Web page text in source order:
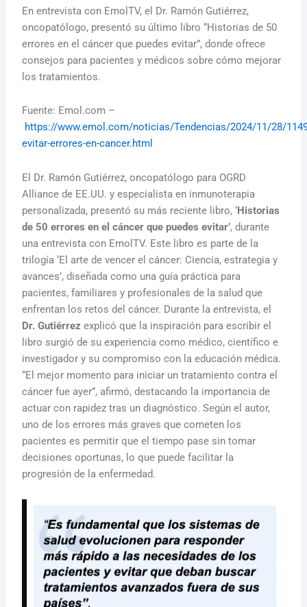
En entrevista con EmolTV, el Dr. Ramón Gutiérrez,
oncopatólogo, presentó su último libro “Historias de 50
errores en el cáncer que puedes evitar”, donde ofrece
consejos para pacientes y médicos sobre cómo mejorar
los tratamientos.
Fuente: Emol.com –
https://www.emol.com/noticias/Tendencias/2024/11/28/
evitar-errores-en-cancer.html
El Dr. Ramón Gutiérrez, oncopatólogo para OGRD
Alliance de EE.UU. y especialista en inmunoterapia
personalizada, presentó su más reciente libro, ‘Historias
de 50 errores en el cáncer que puedes evitar’, durante
una entrevista con EmolTV. Este libro es parte de la
trilogía ‘El arte de vencer el cáncer: Ciencia, estrategia y
avances’, diseñada como una guía práctica para
pacientes, familiares y profesionales de la salud que
enfrentan los retos del cáncer. Durante la entrevista, el
Dr. Gutiérrezexplicó que la inspiración para escribir el
libro surgió de su experiencia como médico, científico e
investigador y su compromiso con la educación médica.
“El mejor momento para iniciar un tratamiento contra el
cáncer fue ayer”, afirmó, destacando la importancia de
actuar con rapidez tras un diagnóstico. Según el autor,
uno de los errores más graves que cometen los
pacientes es permitir que el tiempo pase sin tomar
decisiones oportunas, lo que puede facilitar la
progresión de la enfermedad.